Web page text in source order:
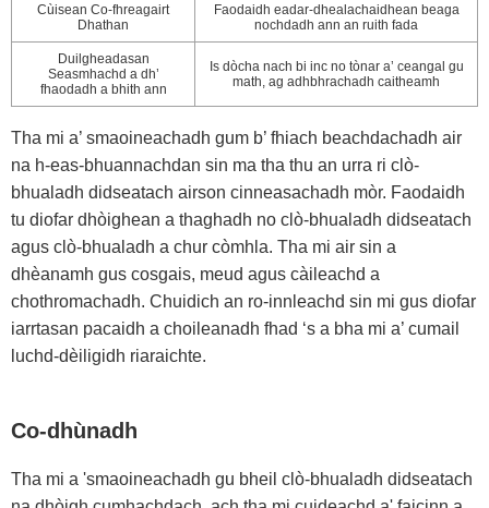
Cùisean Co-fhreagairt
Dhathan
Faodaidh eadar-dhealachaidhean beaga
nochdadh ann an ruith fada
Duilgheadasan
Seasmhachd a dh’
fhaodadh a bhith ann
Is dòcha nach bi inc no tònar a’ ceangal gu
math, ag adhbhrachadh caitheamh
Tha mi a’ smaoineachadh gum b’ fhiach beachdachadh air
na h-eas-bhuannachdan sin ma tha thu an urra ri clò-
bhualadh didseatach airson cinneasachadh mòr. Faodaidh
tu diofar dhòighean a thaghadh no clò-bhualadh didseatach
agus clò-bhualadh a chur còmhla. Tha mi air sin a
dhèanamh gus cosgais, meud agus càileachd a
chothromachadh. Chuidich an ro-innleachd sin mi gus diofar
iarrtasan pacaidh a choileanadh fhad ‘s a bha mi a’ cumail
luchd-dèiligidh riaraichte.
Co-dhùnadh
Tha mi a 'smaoineachadh gu bheil clò-bhualadh didseatach